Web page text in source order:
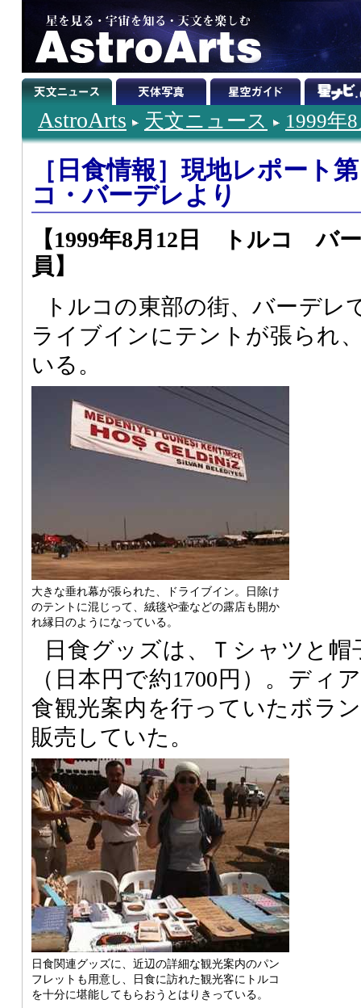
AstroArts 天文ニュース 1999年
［日食情報］現地レポート
コ・バーデレより
【1999年8月12日 トルコ バ
員】
トルコの東部の街、バーデレ
ライブインにテントが張られ
いる。
大きな垂れ幕が張られた、ドライブイン。日除け
のテントに混じって、絨毯や壷などの露店も開か
れ縁日のようになっている。
日食グッズは、Ｔシャツと
（日本円で約1700円）。ディ
食観光案内を行っていたボラ
販売していた。
日食関連グッズに、近辺の詳細な観光案内のパン
フレットも用意し、日食に訪れた観光客にトルコ
を十分に堪能してもらおうとはりきっている。